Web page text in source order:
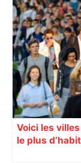
Voici les
le plus